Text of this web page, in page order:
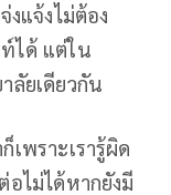
งแจ้งไม่ต้อง
ได้ แต่ใน
ลัยเดียวกัน
พราะเรารู้ผิด
ไม่ได้หากยังมี